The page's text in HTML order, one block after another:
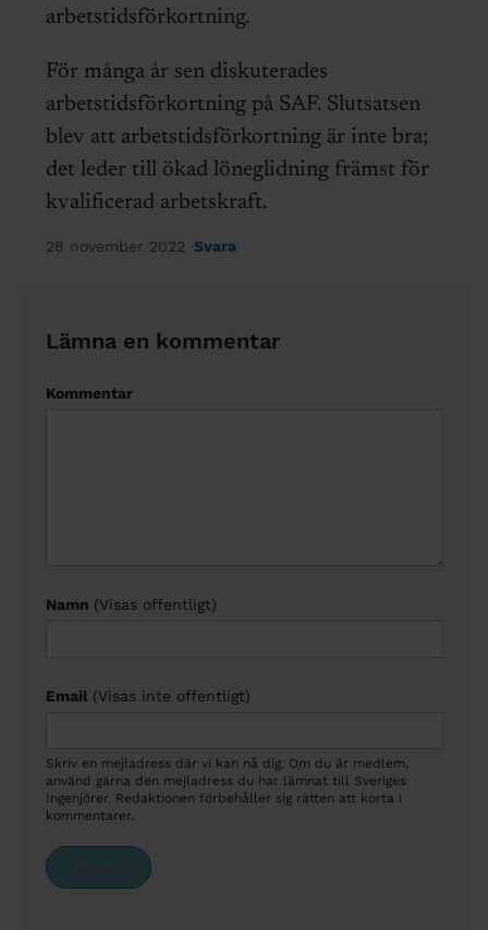
arbetstidsförkortning.
För många år sen diskuterades
arbetstidsförkortning på SAF. Slutsatsen
blev att arbetstidsförkortning är inte bra;
det leder till ökad löneglidning främst för
kvalificerad arbetskraft.
28 november 2022 Svara
Lämna en kommentar
Kommentar
Namn (Visas offentligt)
Email (Visas inte offentligt)
Skriv en mejladress där vi kan nå dig. Om du är medlem,
använd gärna den mejladress du har lämnat till Sveriges
Ingenjörer. Redaktionen förbehåller sig rätten att korta i
kommentarer.